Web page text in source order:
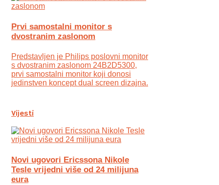
Prvi samostalni monitor s
dvostranim zaslonom
Predstavljen je Philips poslovni monitor
s dvostranim zaslonom 24B2D5300,
prvi samostalni monitor koji donosi
jedinstven koncept dual screen dizajna.
Vijesti
Novi ugovori Ericssona Nikole
Tesle vrijedni više od 24 milijuna
eura